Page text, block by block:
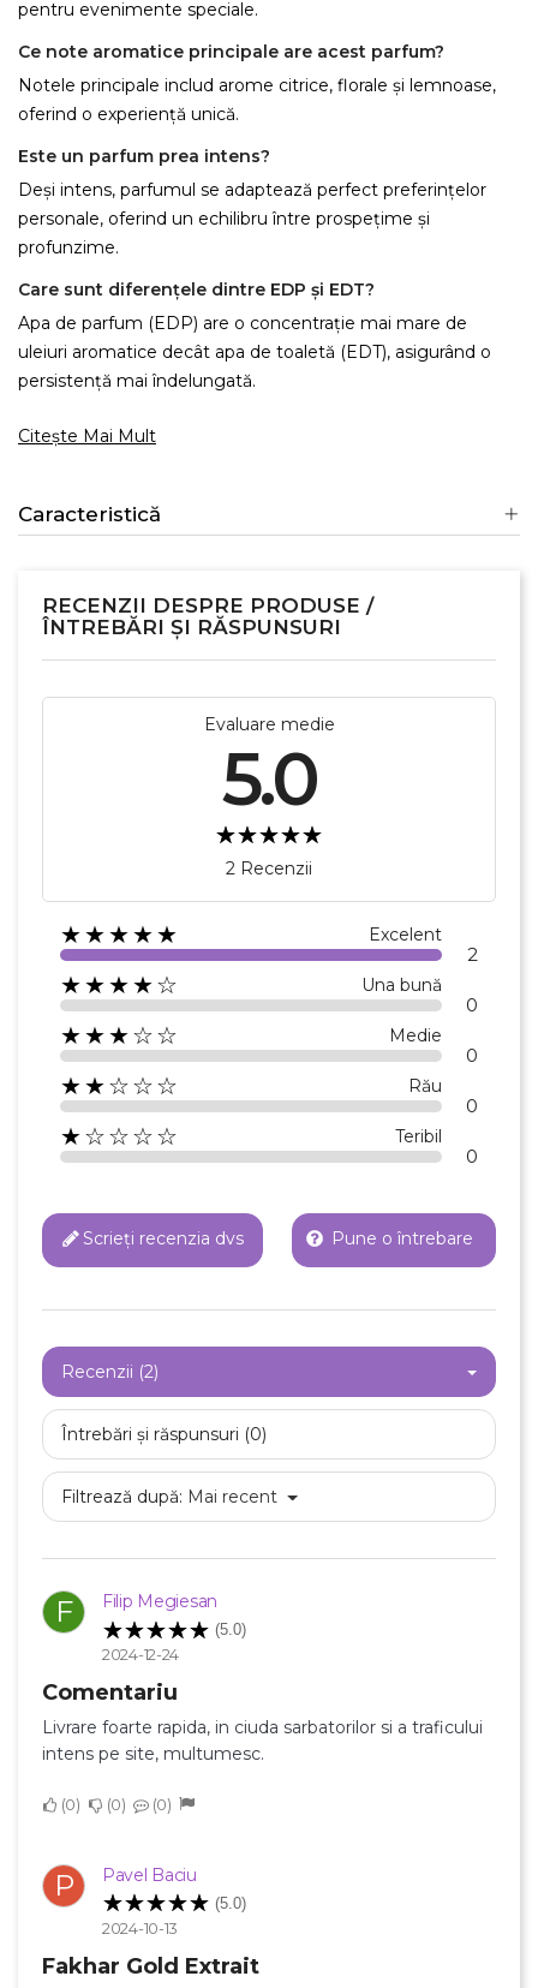
pentru evenimente speciale.
Ce note aromatice principale are acest parfum?
Notele principale includ arome citrice, florale și lemnoase,
oferind o experiență unică.
Este un parfum prea intens?
Deși intens, parfumul se adaptează perfect preferințelor
personale, oferind un echilibru între prospețime și
profunzime.
Care sunt diferențele dintre EDP și EDT?
Apa de parfum (EDP) are o concentrație mai mare de
uleiuri aromatice decât apa de toaletă (EDT), asigurând o
persistență mai îndelungată.
Citește Mai Mult
Caracteristică
RECENZII DESPRE PRODUSE /
ÎNTREBĂRI ȘI RĂSPUNSURI
Evaluare medie
5.0
2 Recenzii
★★★★★ Excelent
2
★★★★☆ Una bună
0
★★★☆☆ Medie
0
★★☆☆☆ Rău
0
★☆☆☆☆ Teribil
0
Scrieți recenzia dvs Pune o întrebare
Recenzii (2)
Întrebări și răspunsuri (0)
Filtrează după: Mai recent
F Filip Megiesan
(5.0)
2024-12-24
Comentariu
Livrare foarte rapida, in ciuda sarbatorilor si a traficului
intens pe site, multumesc.
0 0 0
P Pavel Baciu
(5.0)
2024-10-13
Fakhar Gold Extrait
Creeaza o lista de dorinte
Numele listei de dorinte